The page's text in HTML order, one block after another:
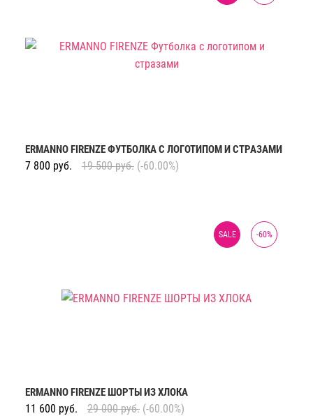
ERMANNO FIRENZE ФУТБОЛКА С ЛОГОТИПОМ И СТРАЗАМИ
7 800 руб. 19 500 руб. (-60.00%)
-60%
SALE
ERMANNO FIRENZE ШОРТЫ ИЗ ХЛОКА
11 600 руб. 29 000 руб. (-60.00%)